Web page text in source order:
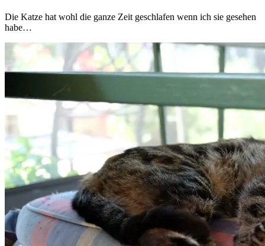
Die Katze hat wohl die ganze Zeit geschlafen wenn ich sie gesehen
habe…